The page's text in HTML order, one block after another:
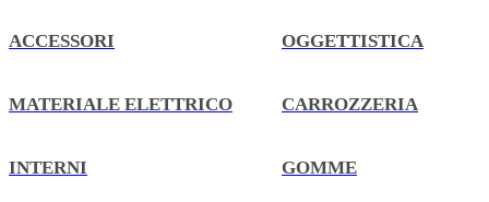
ACCESSORI OGGETTISTICA
MATERIALE ELETTRICO CARROZZERIA
INTERNI GOMME